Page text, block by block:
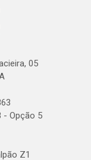
05
- Opção 5
Z1